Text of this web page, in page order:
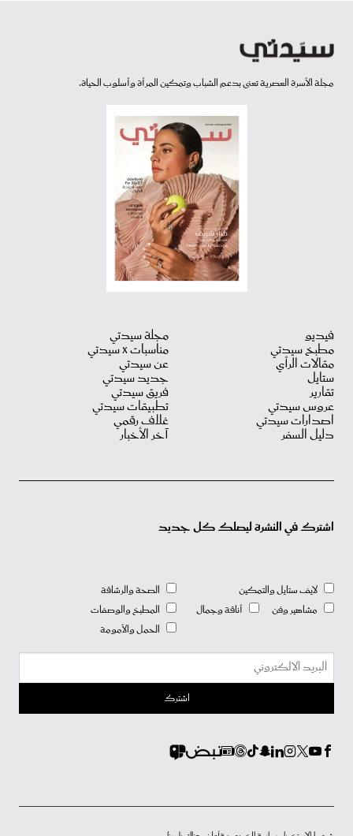
مجلة الأسرة العصرية تعنى بدعم الشباب وتمكين المرأة وأسلوب الحياة.
فيديو
مطبخ سيدتي
مقالات الرأي
ستايل
تقارير
عروس سيدتي
اصدارات سيدتي
دليل السفر
مجلة سيدتي
مناسبات X سيدتي
عن سيدتي
جديد سيدتي
فريق سيدتي
تطبيقات سيدتي
غلاف رقمي
آخر الأخبار
اشترك في النشرة ليصلك كل جديد
لايف ستايل والتمكين
مشاهير وفن
أناقة وجمال
الصحة والرشاقة
المطبخ والوصفات
الحمل والأمومة